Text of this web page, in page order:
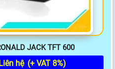
JACK TFT 600
hệ (+ VAT 8%)